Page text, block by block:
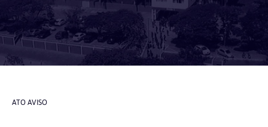
ATO AVISO